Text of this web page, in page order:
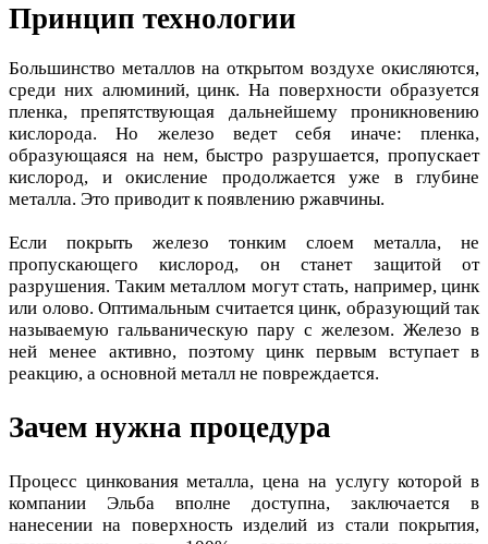
Принцип технологии
Большинство металлов на открытом воздухе окисляются,
среди них алюминий, цинк. На поверхности образуется
пленка, препятствующая дальнейшему проникновению
кислорода. Но железо ведет себя иначе: пленка,
образующаяся на нем, быстро разрушается, пропускает
кислород, и окисление продолжается уже в глубине
металла. Это приводит к появлению ржавчины.
Если покрыть железо тонким слоем металла, не
пропускающего кислород, он станет защитой от
разрушения. Таким металлом могут стать, например, цинк
или олово. Оптимальным считается цинк, образующий так
называемую гальваническую пару с железом. Железо в
ней менее активно, поэтому цинк первым вступает в
реакцию, а основной металл не повреждается.
Зачем нужна процедура
Процесс цинкования металла, цена на услугу которой в
компании Эльба вполне доступна, заключается в
нанесении на поверхность изделий из стали покрытия,